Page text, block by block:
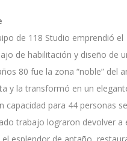
de 118 Studio emprendió el
de habilitación y diseño de
80 fue la zona “noble” del
y la transformó en un
capacidad para 44 personas
trabajo lograron devolver a